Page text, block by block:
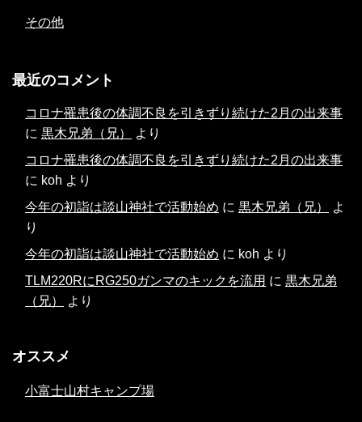
その他
最近のコメント
コロナ罹患後の体調不良を引きずり続けた2月の出来事
に 黒木兄弟（兄）
より
コロナ罹患後の体調不良を引きずり続けた2月の出来事
に koh より
今年の初詣は談山神社で活動始め に 黒木兄弟（兄）
よ
り
今年の初詣は談山神社で活動始め に koh より
TLM220RにRG250ガンマのキックを流用 に 黒木兄弟
（兄）
より
オススメ
小富士山村キャンプ場